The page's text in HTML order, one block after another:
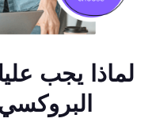
لماذا يجب